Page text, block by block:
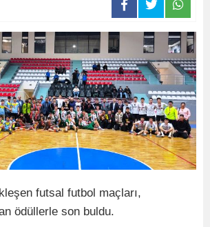
futsal futbol maçları,
ödüllerle son buldu.